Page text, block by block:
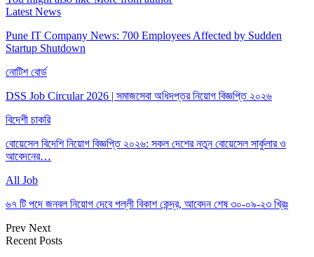
Latest News
Pune IT Company News: 700 Employees Affected by Sudden
Startup Shutdown
নোটিশ বোর্ড
DSS Job Circular 2026 | সমাজসেবা অধিদপ্তর নিয়োগ বিজ্ঞপ্তি ২০২৬
বিদেশী চাকরি
বোয়েসেল বিদেশি নিয়োগ বিজ্ঞপ্তি ২০২৬: সকল দেশের নতুন বোয়েসেল সার্কুলার ও
আবেদনের…
All Job
৬৭ টি পদে জনবল নিয়োগ দেবে পল্লী বিকাশ কেন্দ্র, আবেদন শেষ ৩০-০৯-২৩ খ্রিঃ
Prev Next
Recent Posts